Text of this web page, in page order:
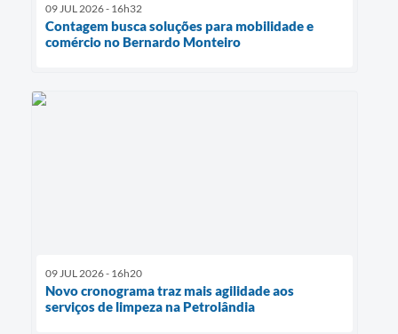
09 JUL 2026 - 16h32
Contagem busca soluções para mobilidade e
comércio no Bernardo Monteiro
09 JUL 2026 - 16h20
Novo cronograma traz mais agilidade aos
serviços de limpeza na Petrolândia